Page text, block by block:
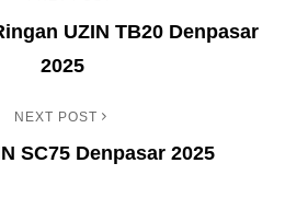
UZIN TB20 Denpasar
2025
NEXT POST
SC75 Denpasar 2025